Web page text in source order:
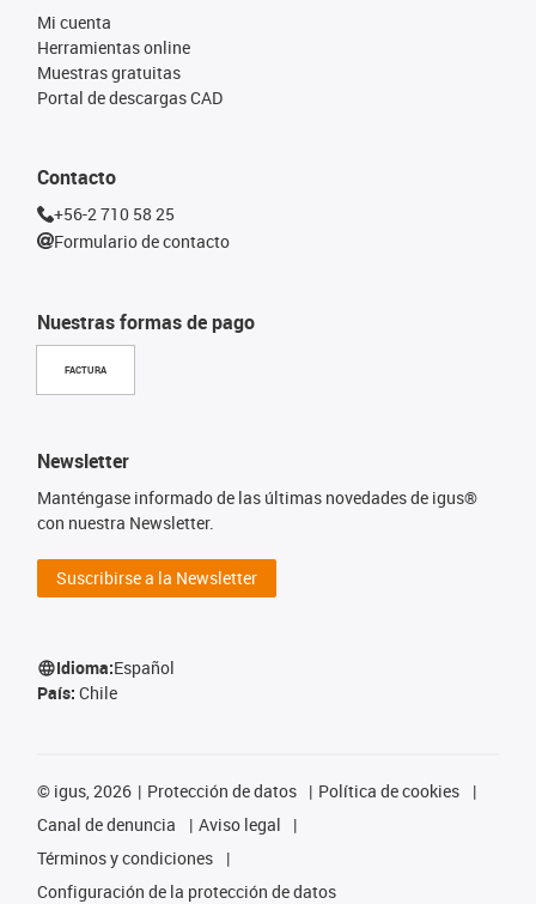
Nuestras formas de pago
FACTURA
Mi cuenta
Herramientas online
Muestras gratuitas
Portal de descargas CAD
Contacto
+56-2 710 58 25
Formulario de contacto
Newsletter
Manténgase informado de las últimas novedades de igus®
con nuestra Newsletter.
Suscribirse a la Newsletter
Idioma:Español
País: Chile
© igus, 2026 Protección de datos
Política de cookies
Canal de denuncia
Aviso legal
Términos y condiciones
Configuración de la protección de datos